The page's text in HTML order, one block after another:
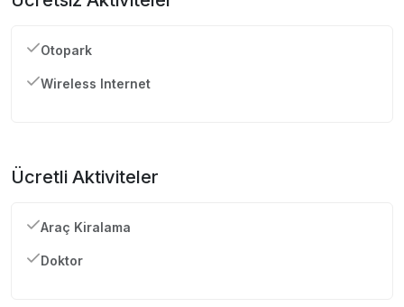
Otopark
Wireless Internet
Ücretli Aktiviteler
Araç Kiralama
Doktor